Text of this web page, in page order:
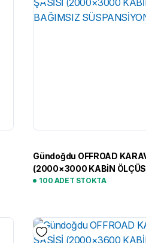
Gündoğdu OFFROAD
(2000×3000 KABİN
SÜSPANSİYON
100 ADET STOKTA